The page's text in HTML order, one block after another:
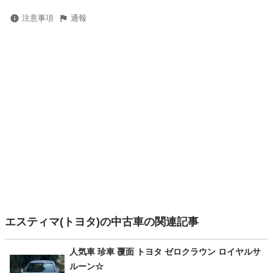
注意事項 通報
エスティマ(トヨタ)の中古車の関連記事
人気車 珍車 覆面 トヨタ ゼロクラウン ロイヤルサ
ルーン☆